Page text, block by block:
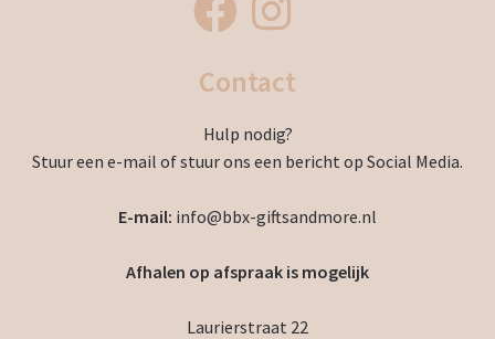
Contact
Hulp nodig?
Stuur een e-mail of stuur ons een bericht op Social Media.
E-mail: info@bbx-giftsandmore.nl
Afhalen op afspraak is mogelijk
Laurierstraat 22